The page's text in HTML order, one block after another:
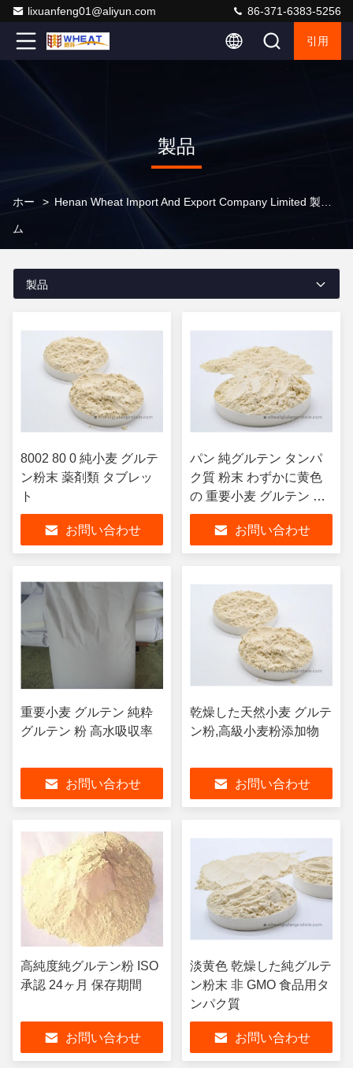
lixuanfeng01@aliyun.com 86-371-6383-5256
引用
製品
ホー
ム
>
製品
8002 80 0 純小麦 グルテ
ン粉末 薬剤類 タブレッ
ト
お問い合わせ
パン 純グルテン タンパ
ク質 粉末 わずかに黄色
の 重要小麦 グルテン 粉
末
お問い合わせ
重要小麦 グルテン 純粋
グルテン 粉 高水吸収率
お問い合わせ
乾燥した天然小麦 グルテ
ン粉,高級小麦粉添加物
お問い合わせ
高純度純グルテン粉 ISO
承認 24ヶ月 保存期間
お問い合わせ
淡黄色 乾燥した純グルテ
ン粉末 非 GMO 食品用タ
ンパク質
お問い合わせ